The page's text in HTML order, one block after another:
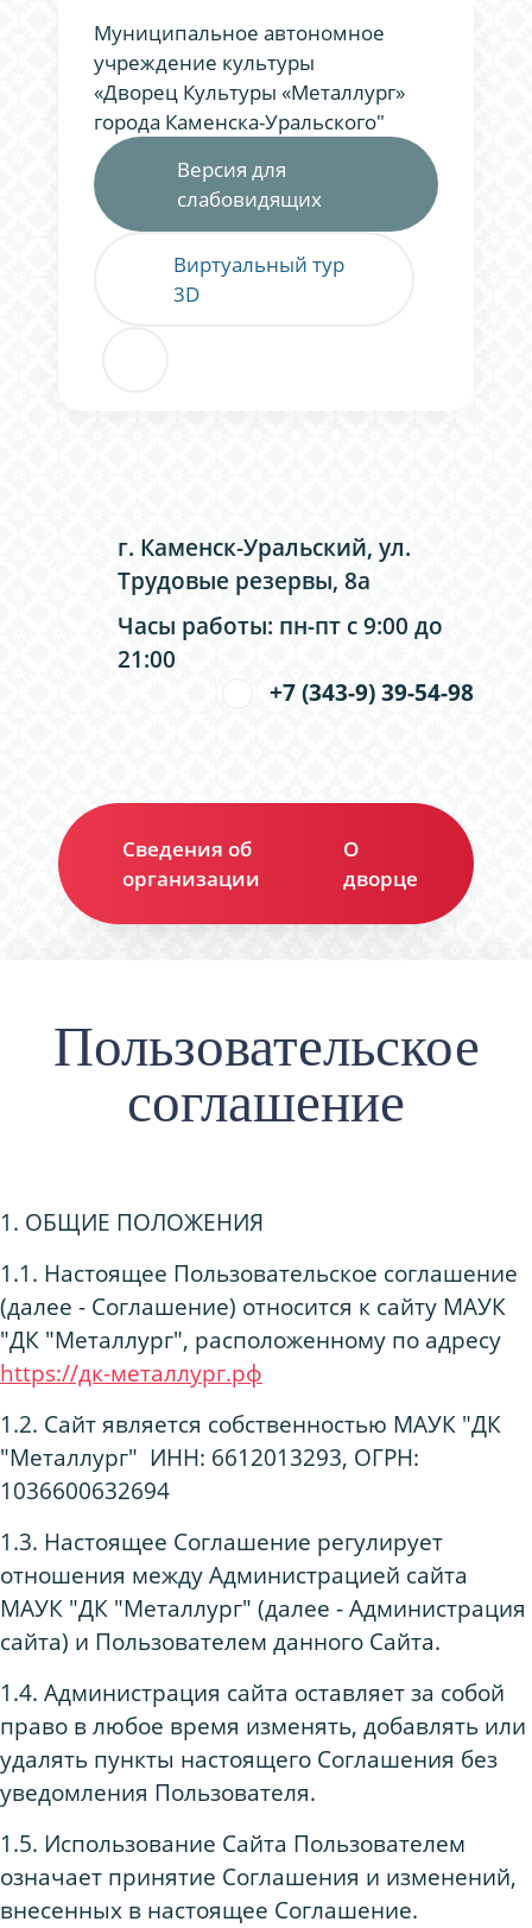
Муниципальное автономное
учреждение культуры
«Дворец Культуры «Металлург»
города Каменска-Уральского"
Версия для
слабовидящих
Виртуальный тур
3D
г. Каменск-Уральский, ул.
Трудовые резервы, 8а
Часы работы: пн-пт с 9:00 до
21:00
+7 (343-9) 39-54-98
Сведения об
организации
О
дворце
Пользовательское
соглашение
1. ОБЩИЕ ПОЛОЖЕНИЯ
1.1. Настоящее Пользовательское соглашение
(далее - Соглашение) относится к сайту МАУК
"ДК "Металлург", расположенному по адресу
https://дк-металлург.рф
1.2. Сайт является собственностью МАУК "ДК
"Металлург" ИНН: 6612013293, ОГРН:
1036600632694
1.3. Настоящее Соглашение регулирует
отношения между Администрацией сайта
МАУК "ДК "Металлург" (далее - Администрация
сайта) и Пользователем данного Сайта.
1.4. Администрация сайта оставляет за собой
право в любое время изменять, добавлять или
удалять пункты настоящего Соглашения без
уведомления Пользователя.
1.5. Использование Сайта Пользователем
означает принятие Соглашения и изменений,
внесенных в настоящее Соглашение.